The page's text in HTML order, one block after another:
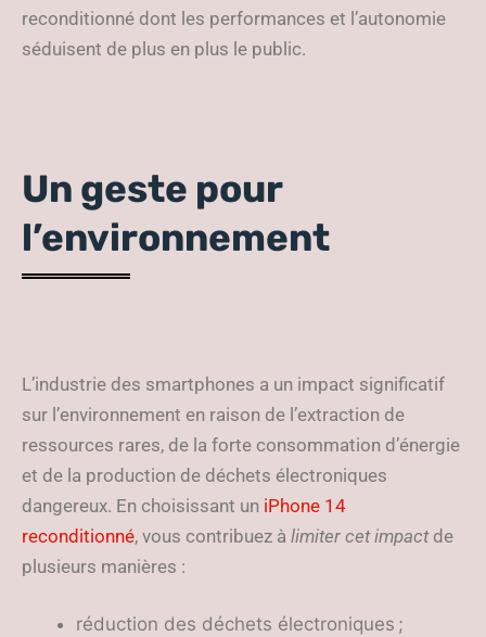
reconditionné dont les performances et l’autonomie
séduisent de plus en plus le public.
Un geste pour
l’environnement
L’industrie des smartphones a un impact significatif
sur l’environnement en raison de l’extraction de
ressources rares, de la forte consommation d’énergie
et de la production de déchets électroniques
dangereux. En choisissant un iPhone 14
reconditionné, vous contribuez à limiter cet impact de
plusieurs manières :
réduction des déchets électroniques ;